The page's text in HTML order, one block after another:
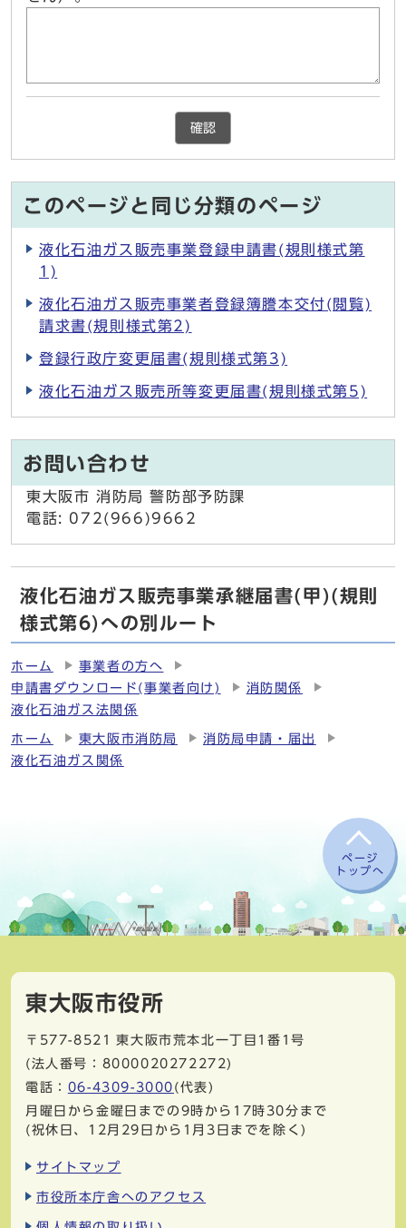
確認
このページと同じ分類のページ
液化石油ガス販売事業登録申請書(規則様式第
1)
液化石油ガス販売事業者登録簿謄本交付(閲覧)
請求書(規則様式第2)
登録行政庁変更届書(規則様式第3)
液化石油ガス販売所等変更届書(規則様式第5)
お問い合わせ
東大阪市 消防局 警防部予防課
電話: 072(966)9662
液化石油ガス販売事業承継届書(甲)(規則
様式第6)への別ルート
ホーム
事業者の方へ
申請書ダウンロード(事業者向け)
消防関係
液化石油ガス法関係
ホーム 東大阪市消防局
消防局申請・届出
液化石油ガス関係
ページ
トップへ
東大阪市役所
〒577-8521
東大阪市荒本北一丁目1番1号
(法人番号：8000020272272)
電話： 06-4309-3000 (代表)
月曜日から金曜日までの9時から17時30分まで
(祝休日、12月29日から1月3日までを除く)
サイトマップ
市役所本庁舎へのアクセス